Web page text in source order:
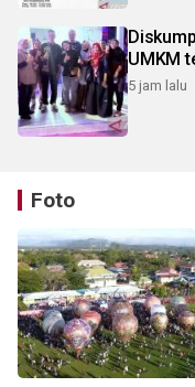
UMKM
5 jam lalu
Foto